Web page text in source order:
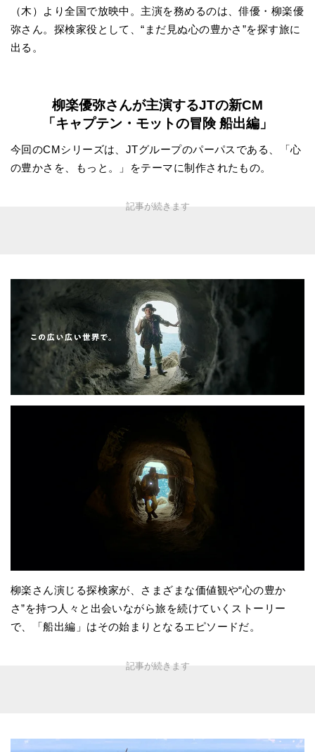
（木）より全国で放映中。主演を務めるのは、俳優・柳楽優
弥さん。探検家役として、“まだ見ぬ心の豊かさ”を探す旅に
出る。
柳楽優弥さんが主演するJTの新CM
「キャプテン・モットの冒険 船出編」
今回のCMシリーズは、JTグループのパーパスである、「心
の豊かさを、もっと。」をテーマに制作されたもの。
柳楽さん演じる探検家が、さまざまな価値観や“心の豊か
さ”を持つ人々と出会いながら旅を続けていくストーリー
で、「船出編」はその始まりとなるエピソードだ。